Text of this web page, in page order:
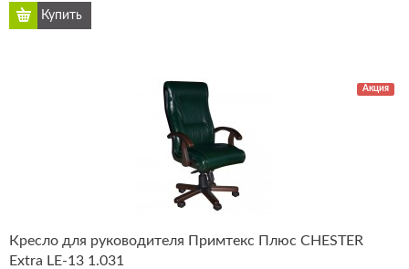
Акция
Кресло для руководителя Примтекс Плюс CHESTER
Extra LE-13 1.031